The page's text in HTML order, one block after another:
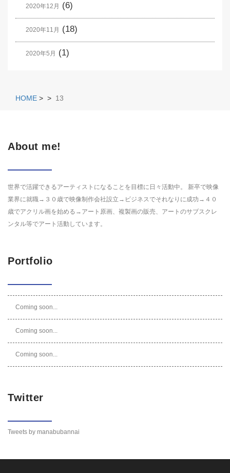
2020年12月 (6)
2020年11月 (18)
2020年5月 (1)
HOME > > 13
About me!
世界で活躍できるアーティストになることを目標に日々活動中。 新卒で映像
業界に就職→３０歳で映像制作会社設立→ビジネスでそれなりに成功→４０
歳でアクリル画を始める→アート原画、複製画の販売、アートのサブスクレ
ンタル等でアート活動しています。
Portfolio
Coming soon...
Coming soon...
Coming soon...
Twitter
Tweets by manabubannai